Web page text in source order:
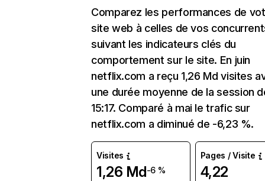
Comparez les performances de
site web à celles de vos
suivant les indicateurs clés du
comportement sur le site. En juin
netflix.com a reçu 1,26 Md visites
une durée moyenne de la session
15:17. Comparé à mai le trafic sur
netflix.com a diminué de -6,23 %.
Visites
1,26 Md-6 %
Pages / Visite
4,22